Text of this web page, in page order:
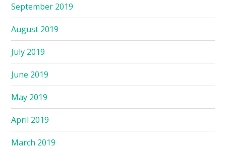
September 2019
August 2019
July 2019
June 2019
May 2019
April 2019
March 2019